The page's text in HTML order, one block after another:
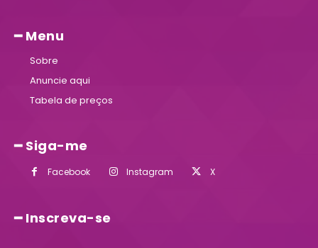
━ Menu
Sobre
Anuncie aqui
Tabela de preços
━ Siga-me
Facebook Instagram X
━ Inscreva-se